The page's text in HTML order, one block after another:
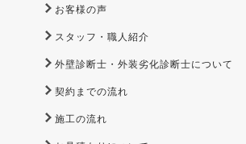
お客様の声
スタッフ・職人紹介
外壁診断士・外装劣化診断士について
契約までの流れ
施工の流れ